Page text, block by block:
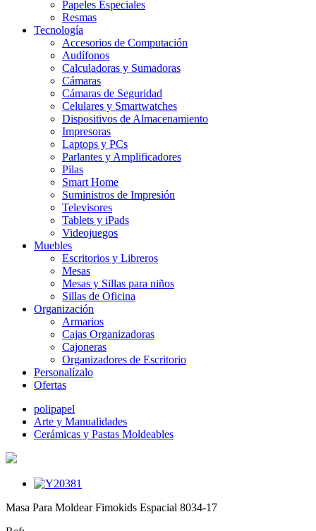
Papeles Especiales
Resmas
Tecnología
Accesorios de Computación
Audífonos
Calculadoras y Sumadoras
Cámaras
Cámaras de Seguridad
Celulares y Smartwatches
Dispositivos de Almacenamiento
Impresoras
Laptops y PCs
Parlantes y Amplificadores
Pilas
Smart Home
Suministros de Impresión
Televisores
Tablets y iPads
Videojuegos
Muebles
Escritorios y Libreros
Mesas
Mesas y Sillas para niños
Sillas de Oficina
Organización
Armarios
Cajas Organizadoras
Cajoneras
Organizadores de Escritorio
Personalízalo
Ofertas
polipapel
Arte y Manualidades
Cerámicas y Pastas Moldeables
Masa Para Moldear Fimokids Espacial 8034-17